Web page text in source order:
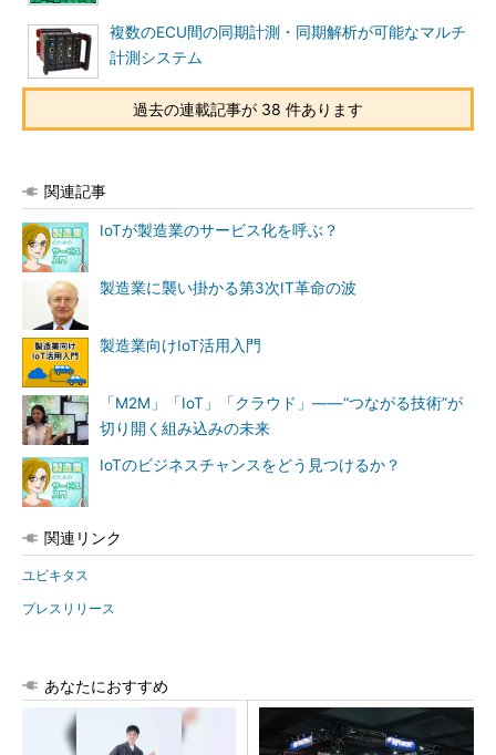
複数のECU間の同期計測・同期解析が可能なマルチ
計測システム
過去の連載記事が 38 件あります
関連記事
IoTが製造業のサービス化を呼ぶ？
製造業に襲い掛かる第3次IT革命の波
製造業向けIoT活用入門
「M2M」「IoT」「クラウド」――“つながる技術”が
切り開く組み込みの未来
IoTのビジネスチャンスをどう見つけるか？
関連リンク
ユビキタス
プレスリリース
あなたにおすすめ